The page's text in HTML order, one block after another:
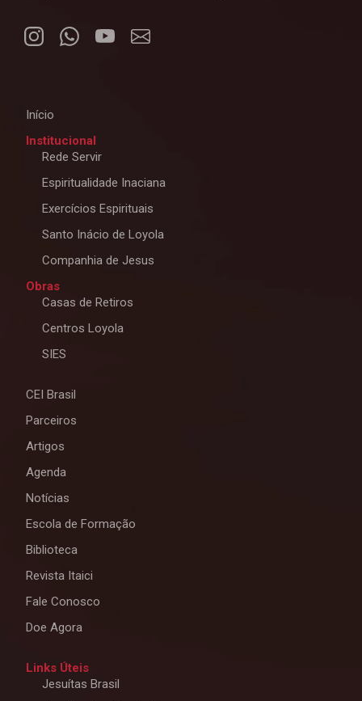
Início
Institucional
Rede Servir
Espiritualidade Inaciana
Exercícios Espirituais
Santo Inácio de Loyola
Companhia de Jesus
Obras
Casas de Retiros
Centros Loyola
SIES
CEI Brasil
Parceiros
Artigos
Agenda
Notícias
Escola de Formação
Biblioteca
Revista Itaici
Fale Conosco
Doe Agora
Links Úteis
Jesuítas Brasil